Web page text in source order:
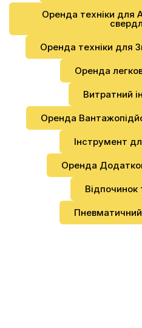
Оренда техніки для
Оренда техніки для
Оренда
Витратний
Оренда
Інструмент
Оренда
Відпочинок